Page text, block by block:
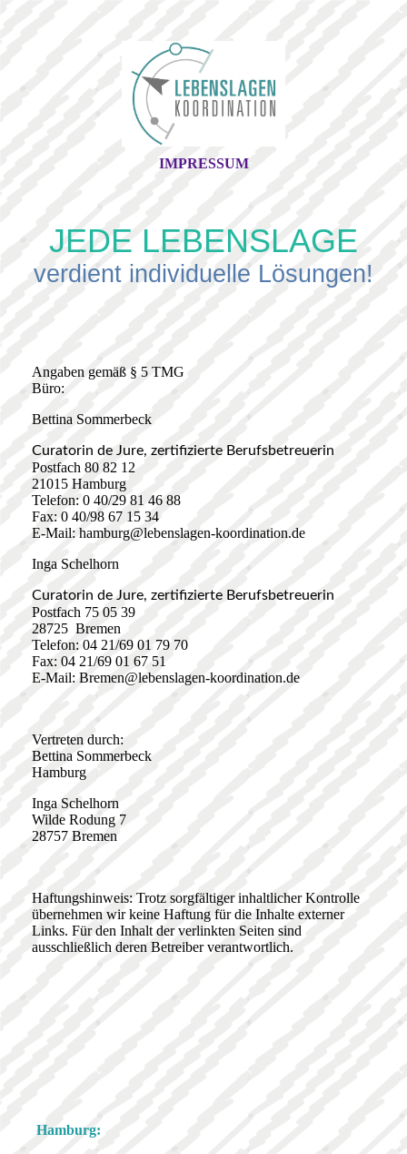
IMPRESSUM
JEDE LEBENSLAGE
verdient individuelle Lösungen!
Angaben gemäß § 5 TMG
Bettina Sommerbeck
Curatorin de Jure, zertifizierte Berufsbetreuerin
Postfach 80 82 12
21015 Hamburg
Telefon: 0 40/29 81 46 88
Fax: 0 40/98 67 15 34
E-Mail: hamburg@lebenslagen-koordination.de
Inga Schelhorn
Curatorin de Jure, zertifizierte Berufsbetreuerin
Postfach 75 05 39
28725 Bremen
Telefon: 04 21/69 01 79 70
Fax: 04 21/69 01 67 51
E-Mail: Bremen@lebenslagen-koordination.de
Vertreten durch:
Bettina Sommerbeck
Hamburg
Inga Schelhorn
Wilde Rodung 7
28757 Bremen
Haftungshinweis: Trotz sorgfältiger inhaltlicher Kontrolle
übernehmen wir keine Haftung für die Inhalte externer
Links. Für den Inhalt der verlinkten Seiten sind
ausschließlich deren Betreiber verantwortlich.
Hamburg: